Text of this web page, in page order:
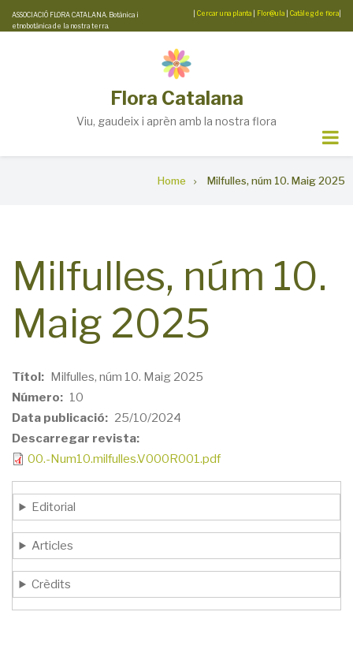
Skip
to
ASSOCIACIÓ FLORA CATALANA. Botànica i
etnobotànica de la nostra terra.
Cercar una planta Flor@ula Catàleg de flora
Flora Catalana
Viu, gaudeix i aprèn amb la nostra flora
Home Milfulles, núm 10. Maig 2025
Milfulles, núm 10.
Maig 2025
Títol
Milfulles, núm 10. Maig 2025
Número
10
Data publicació
25/10/2024
Descarregar revista
00.-Num10.milfulles.V000R001.pdf
Editorial
Articles
Crèdits